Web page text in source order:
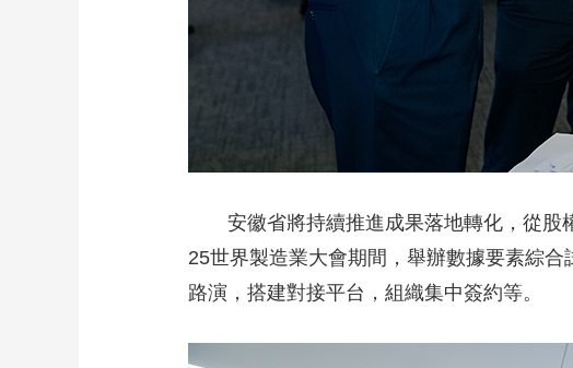
安徽省將持續推進成果落地轉化，從
25世界製造業大會期間，舉辦數據要素綜
路演，搭建對接平台，組織集中簽約等。